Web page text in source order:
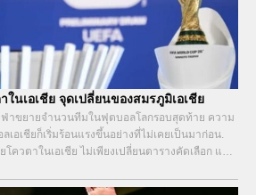
นเอเชีย จุดเปลี่ยนของสมรภูมิเอเชีย
ฟ่าขยายจำนวนทีมในฟุตบอลโลกรอบสุดท้าย ความ
เอเชียก็เริ่มร้อนแรงขึ้นอย่างที่ไม่เคยเป็นมาก่อน.
ควตาในเอเชีย ไม่เพียงเปลี่ยนตารางคัดเลือก แต่
ะภายนอก เพื่อไขว่คว้าโอกาสที่เคยห่างไกล.